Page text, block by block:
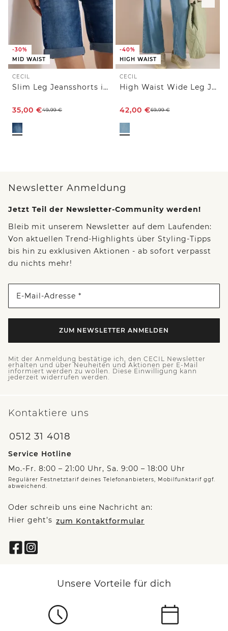
-30%
MID WAIST
CECIL
Slim Leg Jeansshorts im Casual Fit
35,00 €49,99€
-40%
HIGH WAIST
CECIL
High Waist Wide Leg Jeans im Loose Fit
42,00 €69,99€
Newsletter Anmeldung
Jetzt Teil der Newsletter-Community werden!
Bleib mit unserem Newsletter auf dem Laufenden:
Von aktuellen Trend-Highlights über Styling-Tipps
bis hin zu exklusiven Aktionen - ab sofort verpasst
du nichts mehr!
E-Mail-Adresse *
ZUM NEWSLETTER ANMELDEN
Mit der Anmeldung bestätige ich, den CECIL Newsletter
erhalten und über Neuheiten und Aktionen per E-Mail
informiert werden zu wollen. Diese Einwilligung kann
jederzeit widerrufen werden.
Kontaktiere uns
0512 31 4018
Service Hotline
Mo.-Fr. 8:00 – 21:00 Uhr, Sa. 9:00 – 18:00 Uhr
Regulärer Festnetztarif deines Telefonanbieters, Mobilfunktarif ggf.
abweichend.
Oder schreib uns eine Nachricht an:
Hier geht’s zum Kontaktformular
Unsere Vorteile für dich